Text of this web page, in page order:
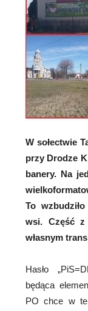
W sołectwie
przy Drodze
banery. Na
To
wsi. Część z
własnym
Hasło
będąca
PO chce w